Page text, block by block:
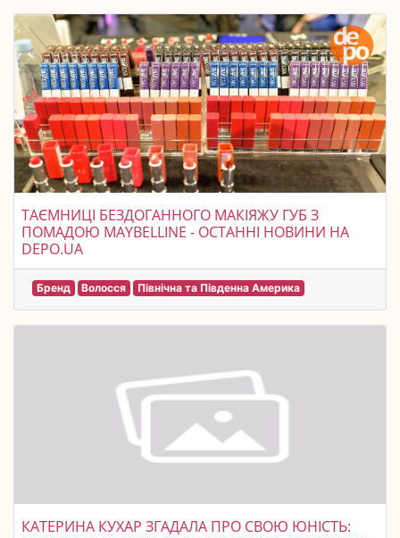
ТАЄМНИЦІ БЕЗДОГАННОГО МАКІЯЖУ ГУБ З
ПОМАДОЮ MAYBELLINE - ОСТАННІ НОВИНИ НА
DEPO.UA
Бренд Волосся Північна та Південна Америка
КАТЕРИНА КУХАР ЗГАДАЛА ПРО СВОЮ ЮНІСТЬ: